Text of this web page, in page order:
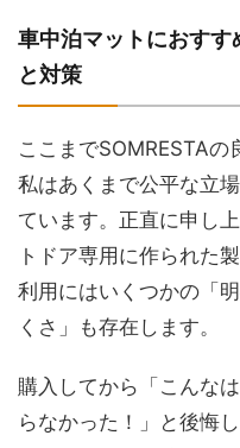
車中泊マットにおす
と対策
ここまでSOMRESTAの
私はあくまで公平な立
ています。正直に申し
トドア専用に作られた
利用にはいくつかの「
くさ」も存在します。
購入してから「こんな
らなかった！」と後悔